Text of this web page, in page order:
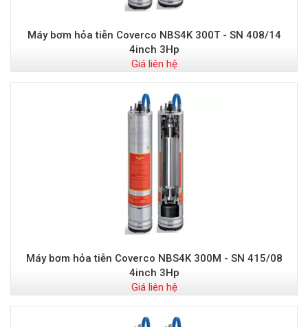
Máy bơm hỏa tiễn Coverco NBS4K 300T - SN 408/14
4inch 3Hp
Giá liên hệ
Máy bơm hỏa tiễn Coverco NBS4K 300M - SN 415/08
4inch 3Hp
Giá liên hệ